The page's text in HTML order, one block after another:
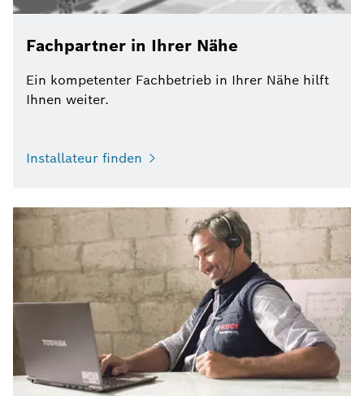
Fachpartner in Ihrer Nähe
Ein kompetenter Fachbetrieb in Ihrer Nähe hilft
Ihnen weiter.
Installateur finden